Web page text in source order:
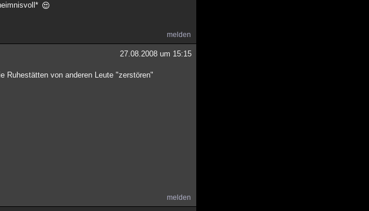
melden
27.08.2008 um 15:15
Ruhestätten von anderen Leute "zerstören"
melden